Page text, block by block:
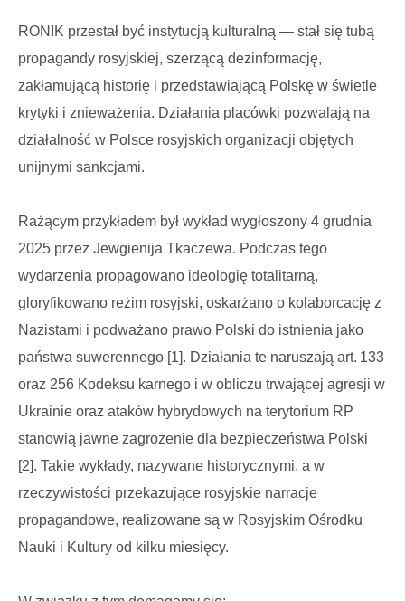
RONIK przestał być instytucją kulturalną — stał się tubą
propagandy rosyjskiej, szerzącą dezinformację,
zakłamującą historię i przedstawiającą Polskę w świetle
krytyki i znieważenia. Działania placówki pozwalają na
działalność w Polsce rosyjskich organizacji objętych
unijnymi sankcjami.
Rażącym przykładem był wykład wygłoszony 4 grudnia
2025 przez Jewgienija Tkaczewa. Podczas tego
wydarzenia propagowano ideologię totalitarną,
gloryfikowano reżim rosyjski, oskarżano o kolaborcację z
Nazistami i podważano prawo Polski do istnienia jako
państwa suwerennego [1]. Działania te naruszają art. 133
oraz 256 Kodeksu karnego i w obliczu trwającej agresji w
Ukrainie oraz ataków hybrydowych na terytorium RP
stanowią jawne zagrożenie dla bezpieczeństwa Polski
[2]. Takie wykłady, nazywane historycznymi, a w
rzeczywistości przekazujące rosyjskie narracje
propagandowe, realizowane są w Rosyjskim Ośrodku
Nauki i Kultury od kilku miesięcy.